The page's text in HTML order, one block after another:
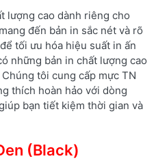
lượng cao dành riêng cho
đến bản in sắc nét và rõ
tối ưu hóa hiệu suất in ấn
những bản in chất lượng cao
tôi cung cấp mực TN
thích hoàn hảo với dòng
bạn tiết kiệm thời gian và
(Black)